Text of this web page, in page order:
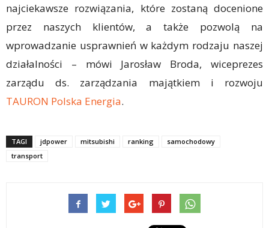
najciekawsze rozwiązania, które zostaną docenione
przez naszych klientów, a także pozwolą na
wprowadzanie usprawnień w każdym rodzaju naszej
działalności – mówi Jarosław Broda, wiceprezes
zarządu ds. zarządzania majątkiem i rozwoju
TAURON Polska Energia.
TAGI jdpower mitsubishi ranking
samochodowy
transport